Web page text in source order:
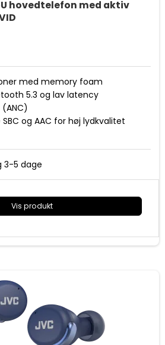
hovedtelefon med aktiv
med memory foam
5.3 og lav latency
og AAC for høj lydkvalitet
med ANC per opladning
ladeetui)
standarden
3-5 dage
Vis produkt